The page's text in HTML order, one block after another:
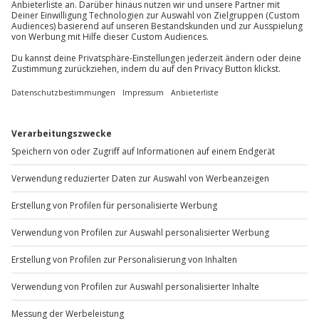
Du möchtest als Firma bestellen?
Sichere Dir attraktive Firmenkunden Vorteile.
+49 89 / 60 60 89 700
b2b@jochen-schweizer.de
www.b2b.jochen-schweizer.de/
Artikelnummer:62926
Andere Produkte entdecken